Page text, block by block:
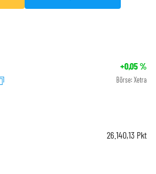
+0,05%
Börse: Xetra
26.140,13 Pkt